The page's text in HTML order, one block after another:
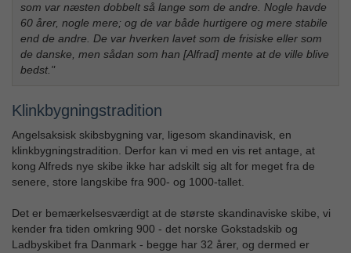
som var næsten dobbelt så lange som de andre. Nogle havde
60 årer, nogle mere; og de var både hurtigere og mere stabile
end de andre. De var hverken lavet som de frisiske eller som
de danske, men sådan som han [Alfrad] mente at de ville blive
bedst."
Klinkbygningstradition
Angelsaksisk skibsbygning var, ligesom skandinavisk, en
klinkbygningstradition. Derfor kan vi med en vis ret antage, at
kong Alfreds nye skibe ikke har adskilt sig alt for meget fra de
senere, store langskibe fra 900- og 1000-tallet.
Det er bemærkelsesværdigt at de største skandinaviske skibe, vi
kender fra tiden omkring 900 - det norske Gokstadskib og
Ladbyskibet fra Danmark - begge har 32 årer, og dermed er